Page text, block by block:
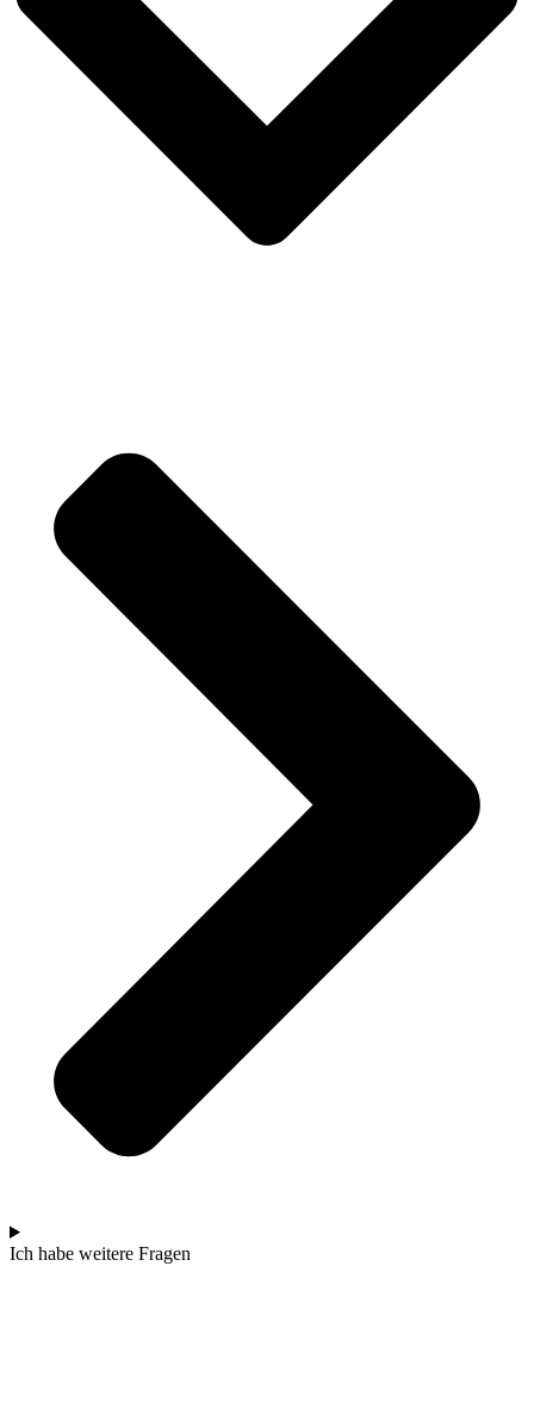
Ich habe weitere Fragen